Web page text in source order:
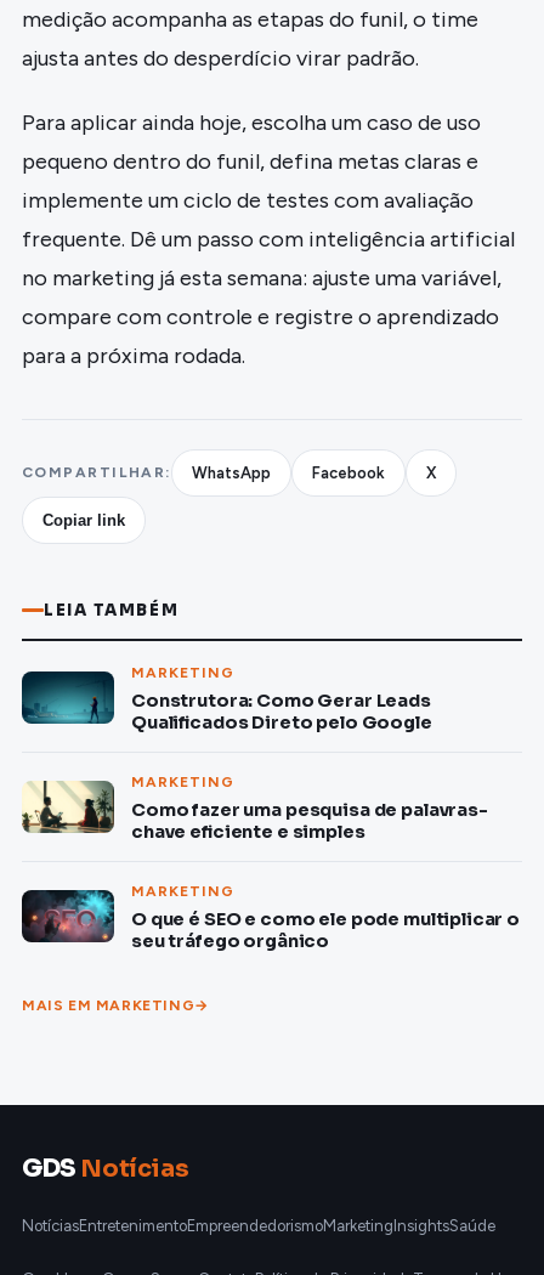
medição acompanha as etapas do funil, o time
ajusta antes do desperdício virar padrão.
Para aplicar ainda hoje, escolha um caso de uso
pequeno dentro do funil, defina metas claras e
implemente um ciclo de testes com avaliação
frequente. Dê um passo com inteligência artificial
no marketing já esta semana: ajuste uma variável,
compare com controle e registre o aprendizado
para a próxima rodada.
COMPARTILHAR: WhatsApp Facebook X
Copiar link
LEIA TAMBÉM
MARKETING
Construtora: Como Gerar Leads
Qualificados Direto pelo Google
MARKETING
Como fazer uma pesquisa de palavras-
chave eficiente e simples
MARKETING
O que é SEO e como ele pode multiplicar o
seu tráfego orgânico
MAIS EM MARKETING
GDS Notícias
NotíciasEntretenimentoEmpreendedorismoMarketingInsightsSaúde